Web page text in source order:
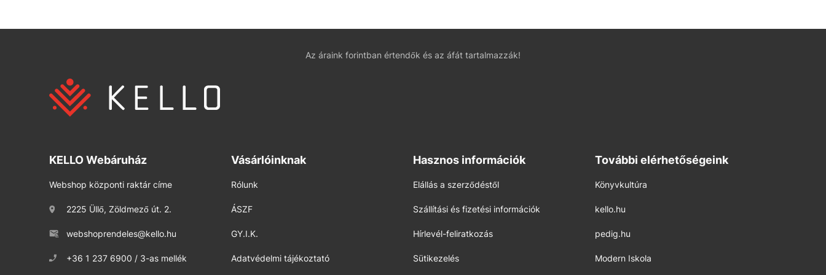
Az áraink forintban értendők és az áfát tartalmazzák!
KELLO Webáruház
Webshop központi raktár címe
2225 Üllő, Zöldmező út. 2.
webshoprendeles@kello.hu
+36 1 237 6900 / 3-as mellék
Vásárlóinknak
Rólunk
ÁSZF
GY.I.K.
Adatvédelmi tájékoztató
Hasznos információk
Elállás a szerződéstől
Szállítási és fizetési információk
Hírlevél-feliratkozás
Sütikezelés
További elérhetőségeink
Könyvkultúra
kello.hu
pedig.hu
Modern Iskola